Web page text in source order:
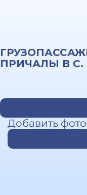
ПРИЧАЛЫ В
Добавить фото